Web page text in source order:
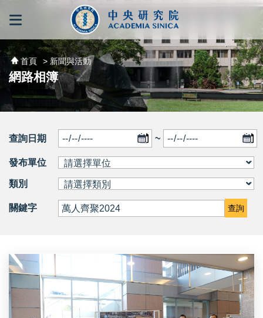
跳到主要內容區塊
首頁 > 新聞與活動
網路相簿
查詢日期 ~
發布單位
類別
關鍵字 查詢
「院
區
70
週